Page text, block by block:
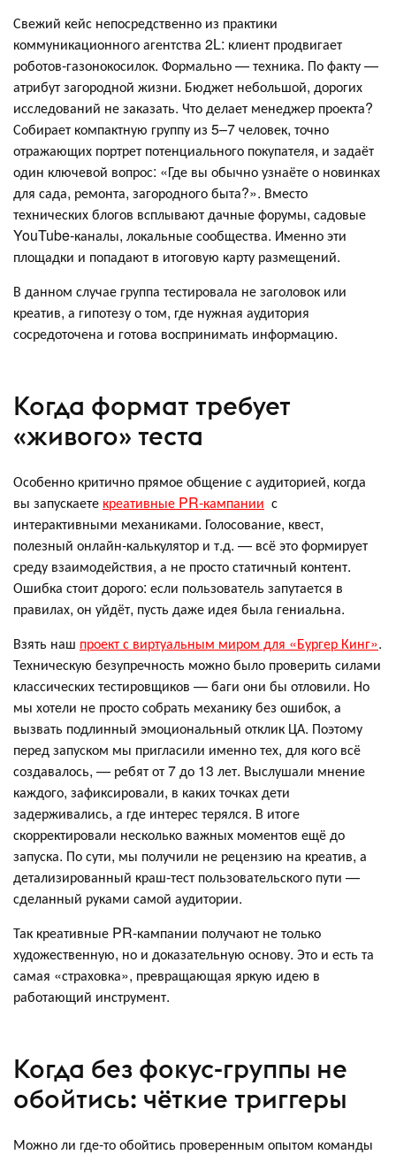
Свежий кейс непосредственно из практики
коммуникационного агентства 2L: клиент продвигает
роботов‑газонокосилок. Формально — техника. По факту —
атрибут загородной жизни. Бюджет небольшой, дорогих
исследований не заказать. Что делает менеджер проекта?
Собирает компактную группу из 5–7 человек, точно
отражающих портрет потенциального покупателя, и задаёт
один ключевой вопрос: «Где вы обычно узнаёте о новинках
для сада, ремонта, загородного быта?». Вместо
технических блогов всплывают дачные форумы, садовые
YouTube‑каналы, локальные сообщества. Именно эти
площадки и попадают в итоговую карту размещений.
В данном случае группа тестировала не заголовок или
креатив, а гипотезу о том, где нужная аудитория
сосредоточена и готова воспринимать информацию.
Когда формат требует
«живого» теста
Особенно критично прямое общение с аудиторией, когда
вы запускаете креативные PR-кампании с
интерактивными механиками. Голосование, квест,
полезный онлайн‑калькулятор и т.д. — всё это формирует
среду взаимодействия, а не просто статичный контент.
Ошибка стоит дорого: если пользователь запутается в
правилах, он уйдёт, пусть даже идея была гениальна.
Взять наш проект с виртуальным миром для «Бургер Кинг».
Техническую безупречность можно было проверить силами
классических тестировщиков — баги они бы отловили. Но
мы хотели не просто собрать механику без ошибок, а
вызвать подлинный эмоциональный отклик ЦА. Поэтому
перед запуском мы пригласили именно тех, для кого всё
создавалось, — ребят от 7 до 13 лет. Выслушали мнение
каждого, зафиксировали, в каких точках дети
задерживались, а где интерес терялся. В итоге
скорректировали несколько важных моментов ещё до
запуска. По сути, мы получили не рецензию на креатив, а
детализированный краш-тест пользовательского пути —
сделанный руками самой аудитории.
Так креативные PR-кампании получают не только
художественную, но и доказательную основу. Это и есть та
самая «страховка», превращающая яркую идею в
работающий инструмент.
Когда без фокус-группы не
обойтись: чёткие триггеры
Можно ли где-то обойтись проверенным опытом команды